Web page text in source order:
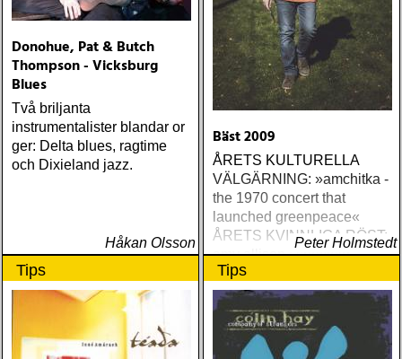
Donohue, Pat & Butch
Thompson - Vicksburg
Blues
Två briljanta
instrumentalister blandar or
ger: Delta blues, ragtime
och Dixieland jazz.
Håkan Olsson
Bäst 2009
ÅRETS KULTURELLA
VÄLGÄRNING: »amchitka -
the 1970 concert that
launched greenpeace«
ÅRETS KVINNLIGA RÖST:
amy allison : sheffield
streets (urban myth)
ÅRETS SKILSMÄSSA:
amy speace : the killer in
me (wildflower) ÅRETS
WILLIE NELSON; bob
Peter Holmstedt
Tips Tips